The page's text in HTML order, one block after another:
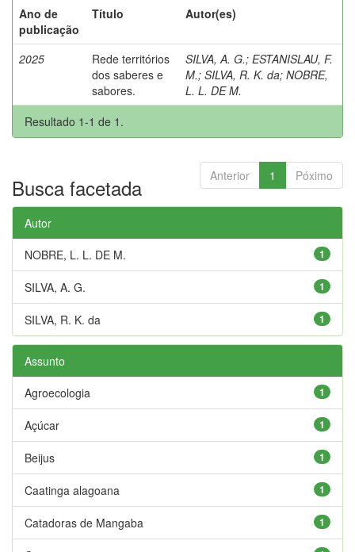
Ano de
publicação
Título Autor(es)
2025
Rede territórios
dos saberes e
sabores.
SILVA, A. G.; ESTANISLAU, F.
M.; SILVA, R. K. da; NOBRE,
L. L. DE M.
Resultado 1-1 de 1.
Anterior 1 Póximo
Busca facetada
Autor
1
NOBRE, L. L. DE M.
1
SILVA, A. G.
1
SILVA, R. K. da
Assunto
1
Agroecologia
1
Açúcar
1
Beijus
1
Caatinga alagoana
1
Catadoras de Mangaba